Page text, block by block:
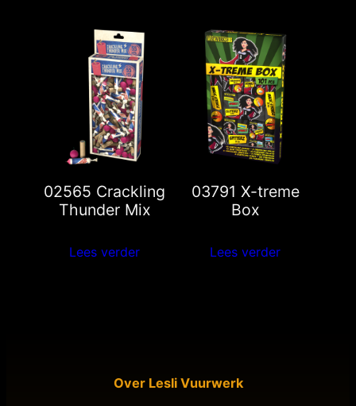
02565 Crackling
Thunder Mix
Lees verder
03791 X-treme
Box
Lees verder
Over Lesli Vuurwerk